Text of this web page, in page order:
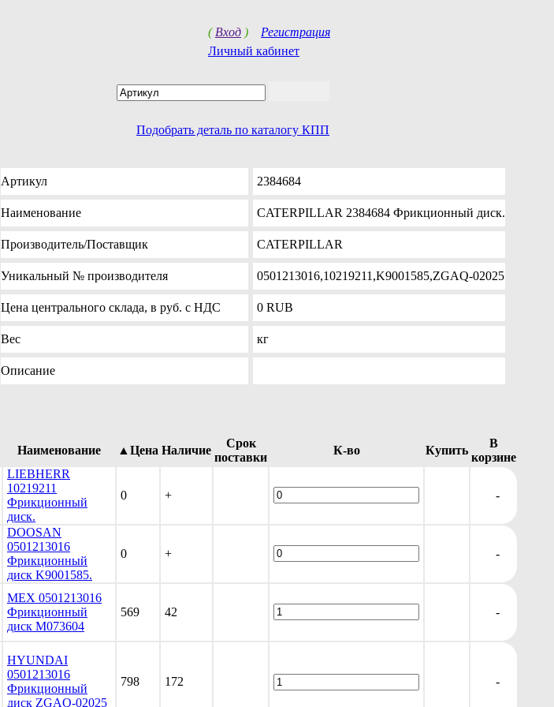
( Вход ) Регистрация
Личный кабинет
Подобрать деталь по каталогу КПП
Артикул 2384684
Наименование CATERPILLAR 2384684 Фрикционный диск.
Производитель/Поставщик CATERPILLAR
Уникальный № производителя 0501213016,10219211,K9001585,ZGAQ-02025
Цена центрального склада, в руб. с НДС 0 RUB
Вес кг
Описание
Наименование ▲Цена Наличие
Срок
поставки
К-во Купить
В
корзине
LIEBHERR
10219211
Фрикционный
диск.
0 + -
DOOSAN
0501213016
Фрикционный
диск K9001585.
0 + -
MEX 0501213016
Фрикционный
диск M073604
569 42 -
HYUNDAI
0501213016
Фрикционный
диск ZGAQ-02025
798 172 -